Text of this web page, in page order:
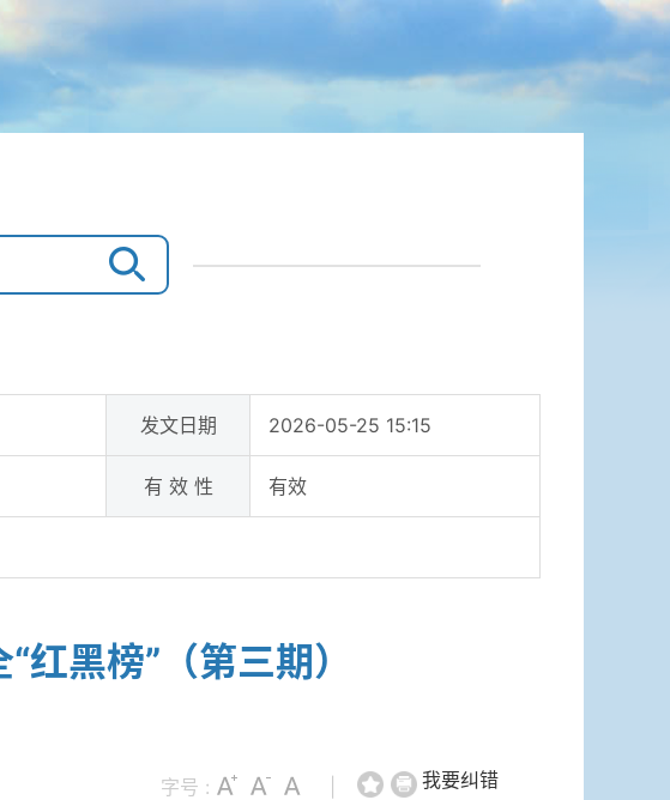
发文日期 2026-05-25 15:15
有 效 性 有效
黑榜”（第三期）
我要纠错
字号 :